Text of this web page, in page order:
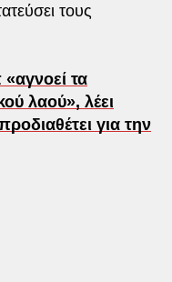
τους
τα
λαού», λέει
για την